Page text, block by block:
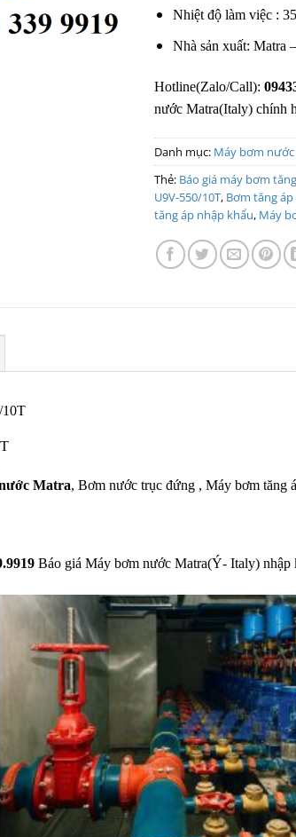
Nhiệt độ làm việc :
Nhà sản xuất: Matra
Hotline(Zalo/Call):
nước Matra(Italy) chính
Danh mục: Máy bơm
Thẻ: Báo giá máy bơm
U9V-550/10T, Bơm tăng
tăng áp nhập khẩu, Máy
10T
Matra, Bơm nước trục đứng , Máy bơm tăng
Báo giá Máy bơm nước Matra(Ý- Italy) nhập